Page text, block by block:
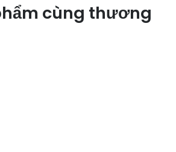
cùng thương